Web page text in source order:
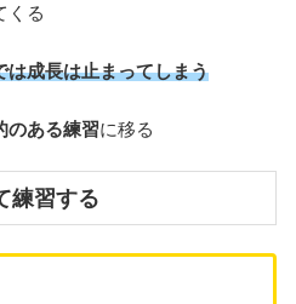
くる
は成長は止まってしまう
のある練習に移る
練習する